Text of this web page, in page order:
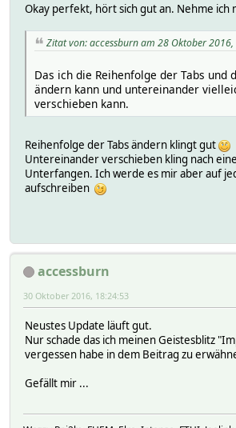
Okay perfekt, hört sich gut an. Nehme ich
Zitat von: accessburn am 28 Oktober
Das ich die Reihenfolge der Tabs und
ändern kann und untereinander
verschieben kann.
Reihenfolge der Tabs ändern klingt gut
Untereinander verschieben kling nach
Unterfangen. Ich werde es mir aber auf
aufschreiben
accessburn
30 Oktober 2016, 18:24:53
Neustes Update läuft gut.
Nur schade das ich meinen Geistesblitz
vergessen habe in dem Beitrag zu
Gefällt mir ...